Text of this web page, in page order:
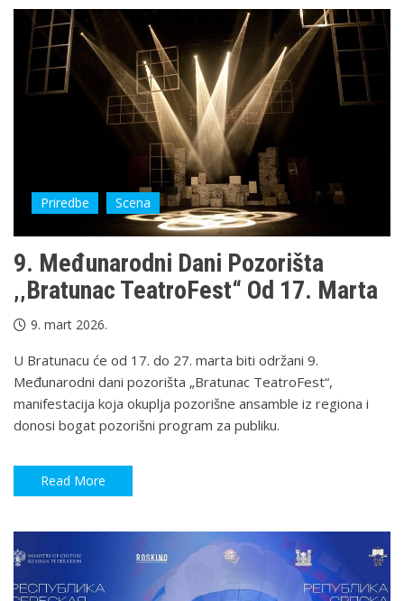
Priredbe Scena
9. Međunarodni Dani Pozorišta
‚‚Bratunac TeatroFest“ Od 17. Marta
9. mart 2026.
U Bratunacu će od 17. do 27. marta biti održani 9.
Međunarodni dani pozorišta „Bratunac TeatroFest“,
manifestacija koja okuplja pozorišne ansamble iz regiona i
donosi bogat pozorišni program za publiku.
Read More